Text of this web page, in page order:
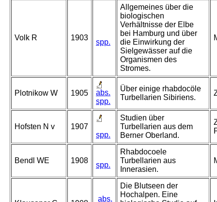
Volk R 1903
spp.
Allgemeines über die
biologischen
Verhältnisse der Elbe
bei Hamburg und über
die Einwirkung der
Sielgewässer auf die
Organismen des
Stromes.
Plotnikow W 1905
abs.
spp.
Über einige rhabdocöle
Turbellarien Sibiriens.
Hofsten N v
1907
spp.
Studien über
Turbellarien aus dem
Berner Oberland.
Bendl WE 1908
spp.
Rhabdocoele
Turbellarien aus
Innerasien.
abs.
Die Blutseen der
Hochalpen. Eine